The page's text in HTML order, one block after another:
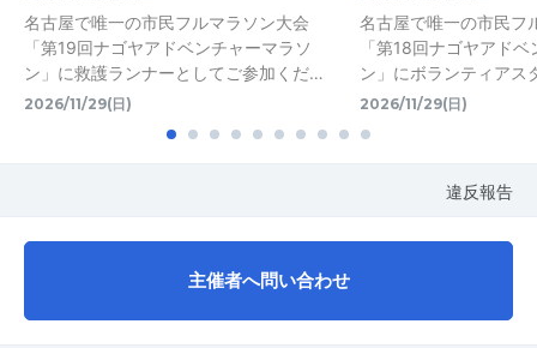
名古屋で唯一の市民フルマラソン大会
「第19回ナゴヤアドベンチャーマラソ
ン」に救護ランナーとしてご参加くだ…
2026/11/29(日)
名古屋で唯一の市民フ
「第18回ナゴヤアド
ン」にボランティア
2026/11/29(日)
違反報告
主催者へ問い合わせ